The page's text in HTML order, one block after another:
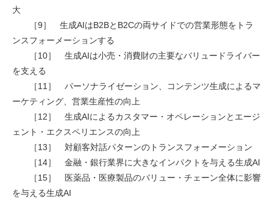
大
［9］ 生成AIはB2BとB2Cの両サイドでの営業形態をトラ
ンスフォーメーションする
［10］ 生成AIは小売・消費財の主要なバリュードライバー
を支える
［11］ パーソナライゼーション、コンテンツ生成によるマ
ーケティング、営業生産性の向上
［12］ 生成AIによるカスタマー・オペレーションとエージ
ェント・エクスペリエンスの向上
［13］ 対顧客対話パターンのトランスフォーメーション
［14］ 金融・銀行業界に大きなインパクトを与える生成AI
［15］ 医薬品・医療製品のバリュー・チェーン全体に影響
を与える生成AI